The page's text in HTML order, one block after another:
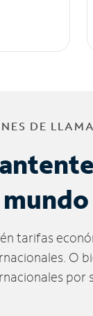
DE
tarifas
O
por